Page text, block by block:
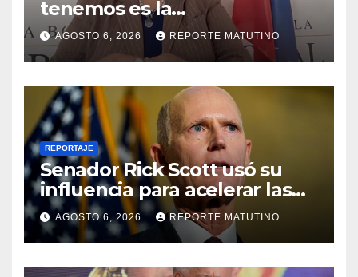
tenemos es la
reinstitucionalización
AGOSTO 6, 2026 REPORTE MATUTINO
REPORTAJE
Senador Rick Scott usó su
influencia para acelerar las
elecciones en Venezuela
AGOSTO 6, 2026 REPORTE MATUTINO